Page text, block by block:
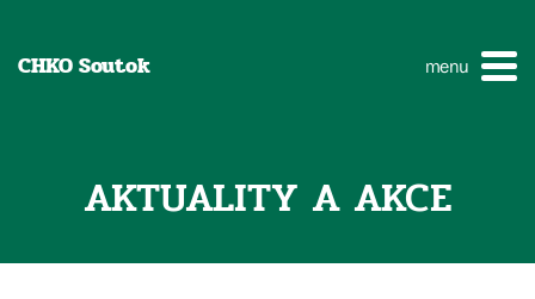
CHKO Soutok menu
AKTUALITY A AKCE